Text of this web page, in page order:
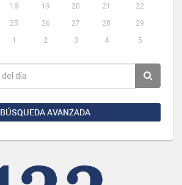
18 19 20 21
22
25 26 27 28
29
1 2 3 4 5
BÚSQUEDA AVANZADA